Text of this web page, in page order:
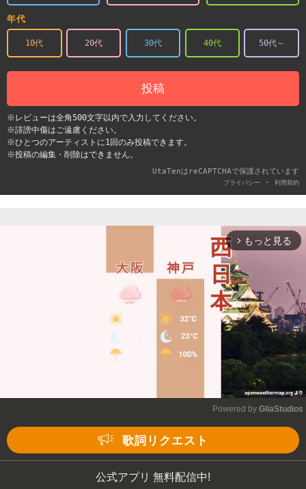
年代
10代 20代 30代 40代 50代～
投稿
※レビューは全角500文字以内で入力してください。
※誹謗中傷はご遠慮ください。
※ひとつのアーティストに1回のみ投稿できます。
※投稿の編集・削除はできません。
UtaTenはreCAPTCHAで保護されています
プライバシー - 利用契約
arrow_forward_ios もっと見る
Powered by GliaStudios
歌詞リクエスト
公式アプリ 無料配信中!